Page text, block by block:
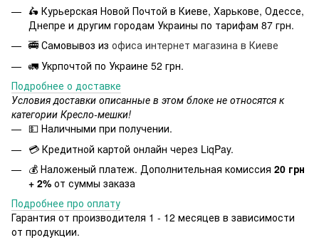
🛵 Курьерская Новой Почтой в Киеве, Харькове, Одессе,
Днепре и другим городам Украины по тарифам 87 грн.
🚎 Самовывоз из офиса интернет магазина в Киеве
🚛 Укрпочтой по Украине 52 грн.
Подробнее о доставке
Условия доставки описанные в этом блоке не относятся к
категории Кресло-мешки!
💵 Наличными при получении.
💳 Кредитной картой онлайн через LiqPay.
💰 Наложеный платеж. Дополнительная комиссия 20 грн
+ 2% от суммы заказа
Подробнее про оплату
Гарантия от производителя 1 - 12 месяцев в зависимости
от продукции.